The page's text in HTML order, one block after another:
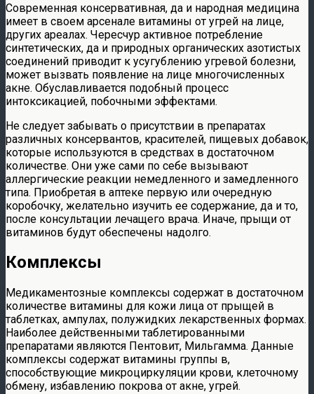
Современная консервативная, да и народная медицина
имеет в своем арсенале витамины от угрей на лице,
других ареалах. Чересчур активное потребление
синтетических, да и природных органических азотистых
соединений приводит к усугублению угревой болезни,
может вызвать появление на лице многочисленных
акне. Обуславливается подобный процесс
интоксикацией, побочными эффектами.
Не следует забывать о присутствии в препаратах
различных консервантов, красителей, пищевых добавок,
которые используются в средствах в достаточном
количестве. Они уже сами по себе вызывают
аллергические реакции немедленного и замедленного
типа. Приобретая в аптеке первую или очередную
коробочку, желательно изучить ее содержание, да и то,
после консультации лечащего врача. Иначе, прыщи от
витаминов будут обеспечены надолго.
Комплексы
Медикаментозные комплексы содержат в достаточном
количестве витамины для кожи лица от прыщей в
таблетках, ампулах, полужидких лекарственных формах.
Наиболее действенными таблетированными
препаратами являются Пентовит, Мильгамма. Данные
комплексы содержат витамины группы в,
способствующие микроциркуляции крови, клеточному
обмену, избавлению покрова от акне, угрей.